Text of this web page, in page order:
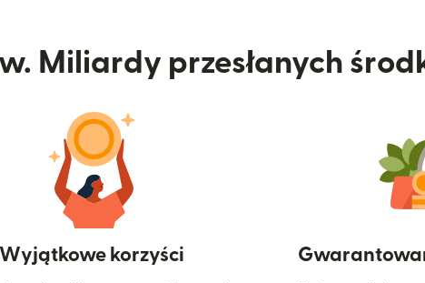
Miliardy przesłanych
Wyjątkowe korzyści